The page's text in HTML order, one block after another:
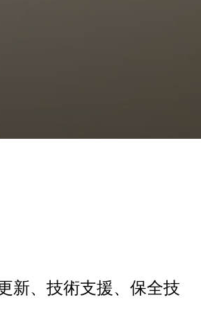
新、技術支援、保全技